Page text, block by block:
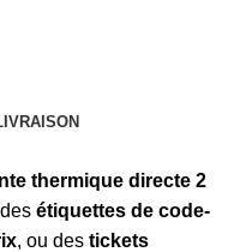
thermique directe 2
étiquettes de code-
, ou des tickets